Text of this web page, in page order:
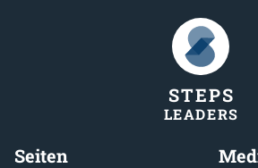
STEPS
LEADERS
Seiten